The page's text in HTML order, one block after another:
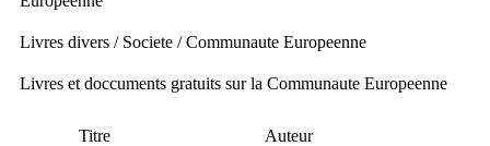
Livres divers / Societe / Communaute Europeenne
Livres et doccuments gratuits sur la Communaute Europeenne
Titre Auteur